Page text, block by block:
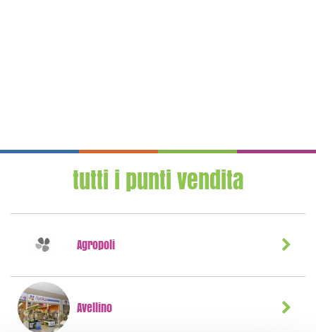
tutti i punti vendita
Agropoli
Avellino